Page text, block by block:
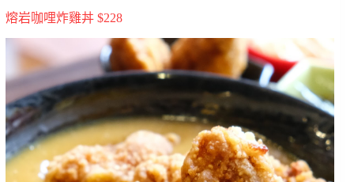
熔岩咖哩炸雞丼 $228